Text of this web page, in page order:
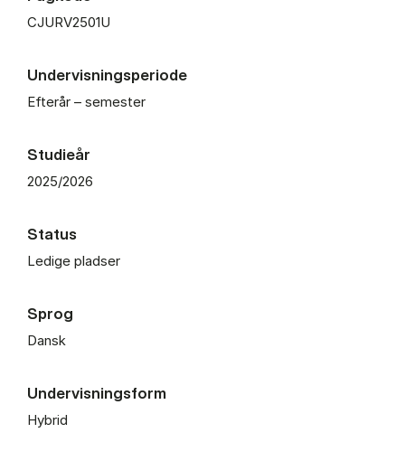
CJURV2501U
Undervisningsperiode
Efterår – semester
Studieår
2025/2026
Status
Ledige pladser
Sprog
Dansk
Undervisningsform
Hybrid